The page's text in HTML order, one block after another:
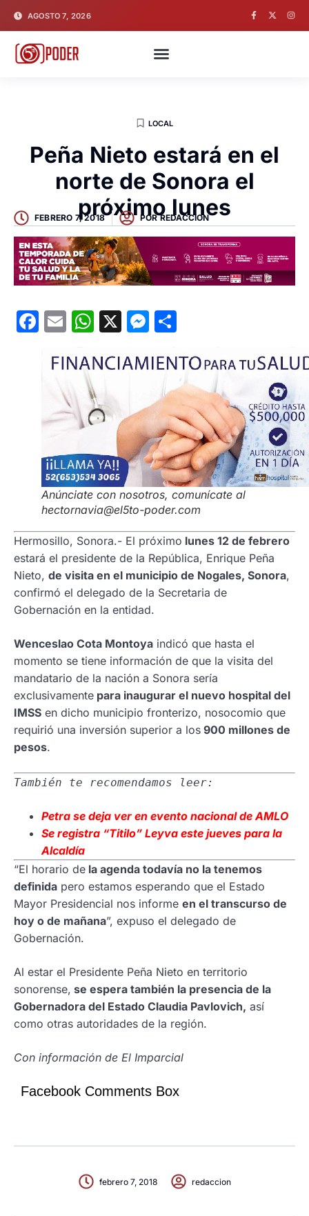
AGOSTO 7, 2026
LOCAL
Peña Nieto estará en el
norte de Sonora el
próximo lunes
FEBRERO 7, 2018 PORREDACCION
Facebook
EmailWhatsApp
X Messenger
Anúnciate con nosotros, comunícate al
hectornavia@el5to-poder.com
Hermosillo, Sonora.- El próximo lunes 12 de febrero
estará el presidente de la República, Enrique Peña
Nieto, de visita en el municipio de Nogales, Sonora,
confirmó el delegado de la Secretaria de
Gobernación en la entidad.
Wenceslao Cota Montoya indicó que hasta el
momento se tiene información de que la visita del
mandatario de la nación a Sonora sería
exclusivamente para inaugurar el nuevo hospital del
IMSS en dicho municipio fronterizo, nosocomio que
requirió una inversión superior a los 900 millones de
pesos.
También te recomendamos leer:
Petra se deja ver en evento nacional de AMLO
Se registra “Titilo” Leyva este jueves para la
Alcaldía
“El horario de la agenda todavía no la tenemos
definida pero estamos esperando que el Estado
Mayor Presidencial nos informe en el transcurso de
hoy o de mañana”, expuso el delegado de
Gobernación.
Al estar el Presidente Peña Nieto en territorio
sonorense, se espera también la presencia de la
Gobernadora del Estado Claudia Pavlovich, así
como otras autoridades de la región.
Con información de El Imparcial
Facebook Comments Box
febrero 7, 2018 redaccion